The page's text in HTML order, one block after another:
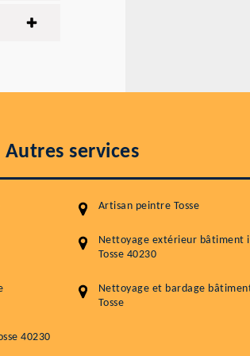
Autres services
Artisan peintre Tosse
Nettoyage extérieur bâtiment
Tosse 40230
Nettoyage et bardage
Tosse
40230